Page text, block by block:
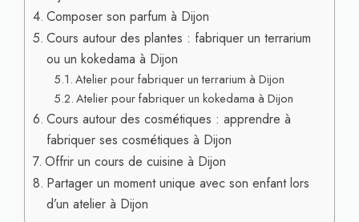
Composer son parfum à Dijon
Cours autour des plantes : fabriquer un terrarium
ou un kokedama à Dijon
Atelier pour fabriquer un terrarium à Dijon
Atelier pour fabriquer un kokedama à Dijon
Cours autour des cosmétiques : apprendre à
fabriquer ses cosmétiques à Dijon
Offrir un cours de cuisine à Dijon
Partager un moment unique avec son enfant lors
d’un atelier à Dijon